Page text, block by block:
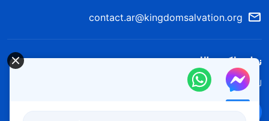
contact.ar@kingdomsalvation.org
نزل ملكوت الله.
لقد نزلت المملكة بالفعل إلى الأرض! هل تريد دخوله؟